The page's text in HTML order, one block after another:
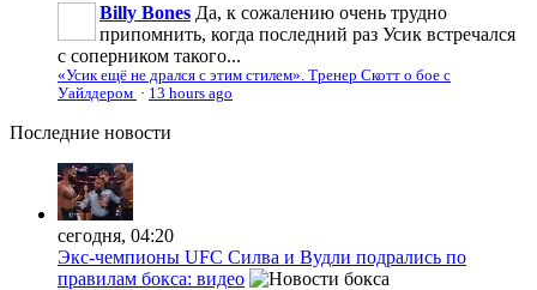
Billy Bones Да, к сожалению очень трудно
припомнить, когда последний раз Усик встречался
с соперником такого...
«Усик ещё не дрался с этим стилем». Тренер Скотт о бое с
Уайлдером · 13 hours ago
Последние новости
сегодня, 04:20
Экс-чемпионы UFC Силва и Вудли подрались по
правилам бокса: видео